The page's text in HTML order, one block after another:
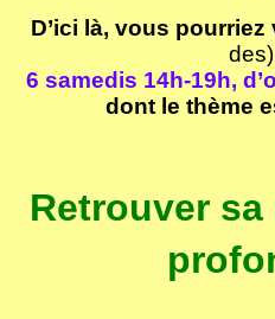
D’ici là, vous pourriez
des)
6 samedis 14h-19h,
dont le thème
Retrouver